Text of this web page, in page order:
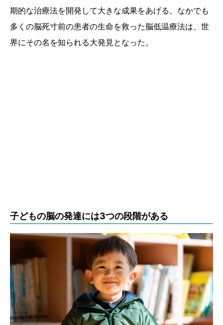
期的な治療法を開発して大きな成果をあげる。なかでも
多くの脳死寸前の患者の生命を救った脳低温療法は、世
界にその名を知られる大発見となった。
子どもの脳の発達には3つの段階がある